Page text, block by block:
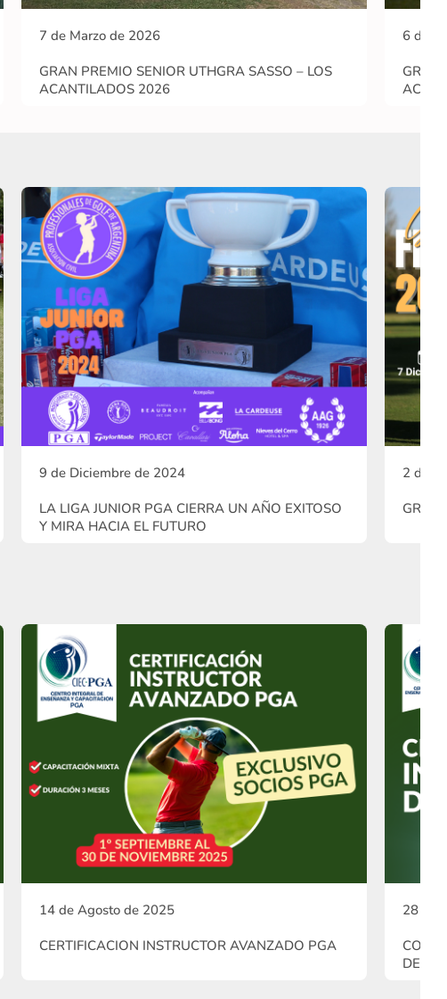
7 de Marzo de 2026
GRAN PREMIO SENIOR UTHGRA SASSO – LOS
ACANTILADOS 2026
6 de
GRAN
9 de Diciembre de 2024
LA LIGA JUNIOR PGA CIERRA UN AÑO EXITOSO
Y MIRA HACIA EL FUTURO
2 de
GRAN
14 de Agosto de 2025
CERTIFICACION INSTRUCTOR AVANZADO PGA
28 de
DE